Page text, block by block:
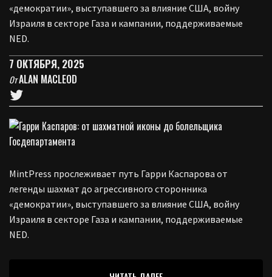
«демократии», выступавшего за влияние США, войну
Израиля в секторе Газа и кампании, поддерживаемые
NED.
7 ОКТЯБРЯ, 2025
ОтALAN MACLEOD
MintPress прослеживает путь Гарри Каспарова от
легенды шахмат до агрессивного сторонника
«демократии», выступавшего за влияние США, войну
Израиля в секторе Газа и кампании, поддерживаемые
NED.